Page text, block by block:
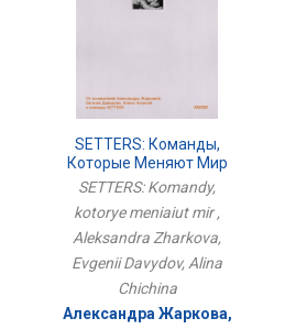
SETTERS: Команды,
Которые Меняют Мир
SETTERS: Komandy,
kotorye meniaiut mir ,
Aleksandra Zharkova,
Evgenii Davydov, Alina
Chichina
Александра Жаркова,